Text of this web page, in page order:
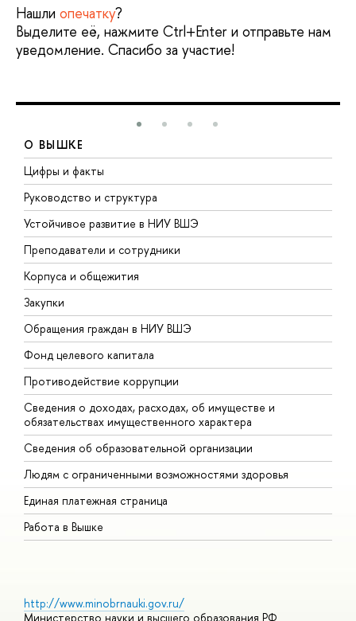
Нашли опечатку?
Выделите её, нажмите Ctrl+Enter и отправьте нам
уведомление. Спасибо за участие!
О ВЫШКЕ
Цифры и факты
Руководство и структура
Устойчивое развитие в НИУ ВШЭ
Преподаватели и сотрудники
Корпуса и общежития
Закупки
Обращения граждан в НИУ ВШЭ
Фонд целевого капитала
Противодействие коррупции
Сведения о доходах, расходах, об имуществе и
обязательствах имущественного характера
Сведения об образовательной организации
Людям с ограниченными возможностями здоровья
Единая платежная страница
Работа в Вышке
http://www.minobrnauki.gov.ru/
Министерство науки и высшего образования РФ